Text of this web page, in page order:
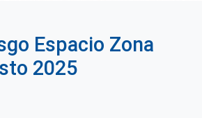
Espacio Zona
2025